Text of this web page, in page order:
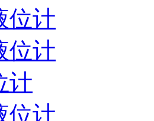
位计
位计
计
位计